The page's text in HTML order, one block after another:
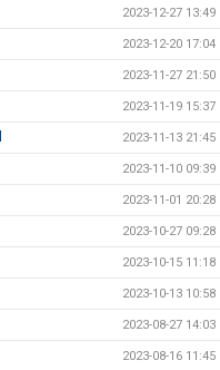
2023-12-27 13:49
2023-12-20 17:04
2023-11-27 21:50
2023-11-19 15:37
2023-11-13 21:45
2023-11-10 09:39
2023-11-01 20:28
2023-10-27 09:28
2023-10-15 11:18
2023-10-13 10:58
2023-08-27 14:03
2023-08-16 11:45